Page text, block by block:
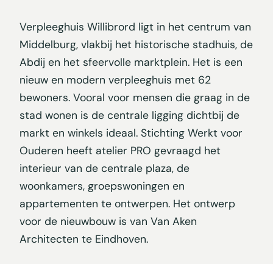
Verpleeghuis Willibrord ligt in het centrum van
Middelburg, vlakbij het historische stadhuis, de
Abdij en het sfeervolle marktplein. Het is een
nieuw en modern verpleeghuis met 62
bewoners. Vooral voor mensen die graag in de
stad wonen is de centrale ligging dichtbij de
markt en winkels ideaal. Stichting Werkt voor
Ouderen heeft atelier PRO gevraagd het
interieur van de centrale plaza, de
woonkamers, groepswoningen en
appartementen te ontwerpen. Het ontwerp
voor de nieuwbouw is van Van Aken
Architecten te Eindhoven.